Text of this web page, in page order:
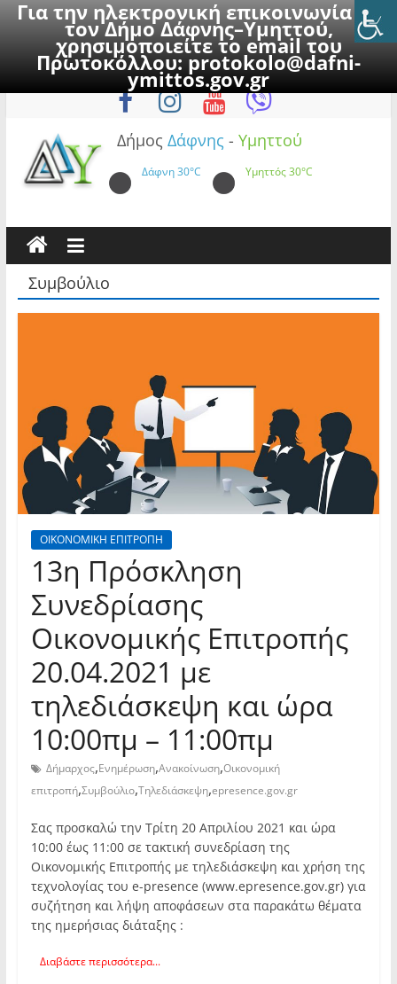
Για την ηλεκτρονική επικοινωνία με
τον Δήμο Δάφνης–Υμηττού,
χρησιμοποιείτε το email του
Πρωτοκόλλου:protokolo@dafni-
ymittos.gov.gr
to
Παρασκευή, 7 Αυγούστου 2026
Δήμος Δάφνης - Υμηττού
Δάφνη30°C Υμηττός30°C
Συμβούλιο
ΟΙΚΟΝΟΜΙΚΗ ΕΠΙΤΡΟΠΗ
13η Πρόσκληση
Συνεδρίασης
Οικονομικής Επιτροπής
20.04.2021 με
τηλεδιάσκεψη και ώρα
10:00πμ – 11:00πμ
Δήμαρχος,Ενημέρωση,Ανακοίνωση,Οικονομική
επιτροπή,Συμβούλιο,Τηλεδιάσκεψη,epresence.gov.gr
Σας προσκαλώ την Τρίτη 20 Απριλίου 2021 και ώρα
10:00 έως 11:00 σε τακτική συνεδρίαση της
Οικονομικής Επιτροπής με τηλεδιάσκεψη και χρήση της
τεχνολογίας του e-presence (www.epresence.gov.gr) για
συζήτηση και λήψη αποφάσεων στα παρακάτω θέματα
της ημερήσιας διάταξης :
Διαβάστε περισσότερα...